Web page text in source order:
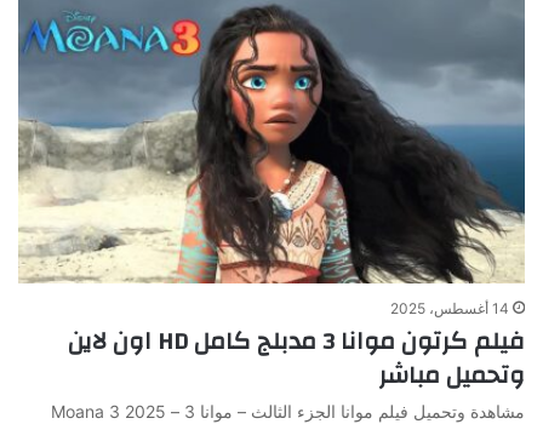
14 أغسطس، 2025
فيلم كرتون موانا 3 مدبلج كامل HD اون لاين
وتحميل مباشر
مشاهدة وتحميل فيلم موانا الجزء الثالث – موانا 3 – Moana 3 2025